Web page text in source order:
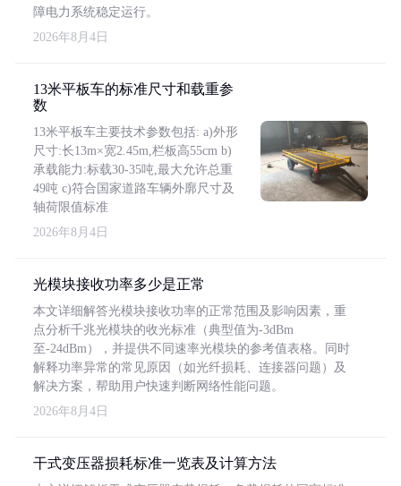
障电力系统稳定运行。
2026年8月4日
13米平板车的标准尺寸和载重参
数
13米平板车主要技术参数包括: a)外形
尺寸:长13m×宽2.45m,栏板高55cm b)
承载能力:标载30-35吨,最大允许总重
49吨 c)符合国家道路车辆外廓尺寸及
轴荷限值标准
2026年8月4日
光模块接收功率多少是正常
本文详细解答光模块接收功率的正常范围及影响因素，重
点分析千兆光模块的收光标准（典型值为-3dBm
至-24dBm），并提供不同速率光模块的参考值表格。同时
解释功率异常的常见原因（如光纤损耗、连接器问题）及
解决方案，帮助用户快速判断网络性能问题。
2026年8月4日
干式变压器损耗标准一览表及计算方法